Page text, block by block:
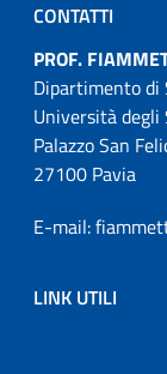
CONTATTI
PROF.
Dipartimento di
Università degli
Palazzo San
27100 Pavia
E-mail:
LINK UTILI